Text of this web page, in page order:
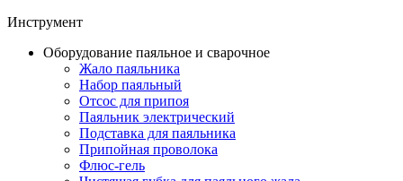
Инструмент
Оборудование паяльное и сварочное
Жало паяльника
Набор паяльный
Отсос для припоя
Паяльник электрический
Подставка для паяльника
Припойная проволока
Флюс-гель